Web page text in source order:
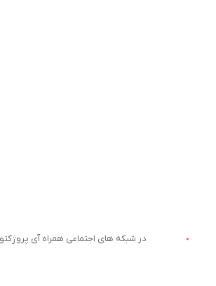
در شبکه های اجتماعی همراه آی